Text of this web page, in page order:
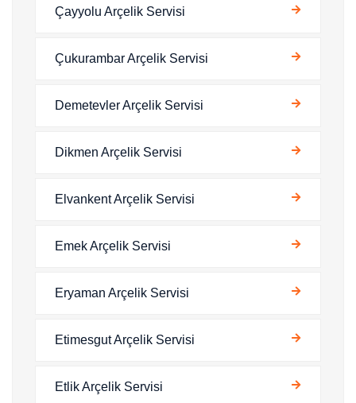
Çayyolu Arçelik Servisi
Çukurambar Arçelik Servisi
Demetevler Arçelik Servisi
Dikmen Arçelik Servisi
Elvankent Arçelik Servisi
Emek Arçelik Servisi
Eryaman Arçelik Servisi
Etimesgut Arçelik Servisi
Etlik Arçelik Servisi